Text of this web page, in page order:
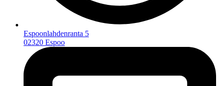
Espoonlahdenranta 5
02320 Espoo